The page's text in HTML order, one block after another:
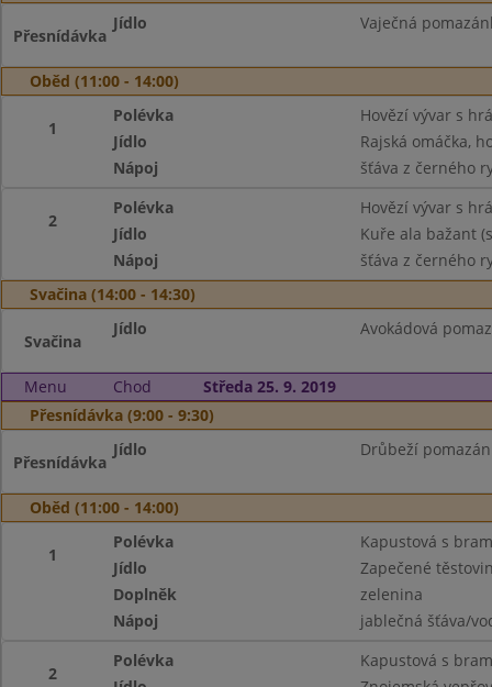
Přesnídávka
Jídlo Vaječná
Oběd (11:00 - 14:00)
1
Polévka
Hovězí vývar s
Jídlo
Rajská omáčka,
Nápoj
šťáva z černého
2
Polévka
Hovězí vývar s
Jídlo
Kuře ala bažant
Nápoj
šťáva z černého
Svačina (14:00 - 14:30)
Svačina
Jídlo Avokádová
Menu Chod
Středa 25. 9. 2019
Přesnídávka (9:00 - 9:30)
Přesnídávka
Jídlo Drůbeží
Oběd (11:00 - 14:00)
1
Polévka
Kapustová s
Jídlo
Zapečené
Doplněk
zelenina
Nápoj
jablečná šťáva/
2
Polévka
Kapustová s